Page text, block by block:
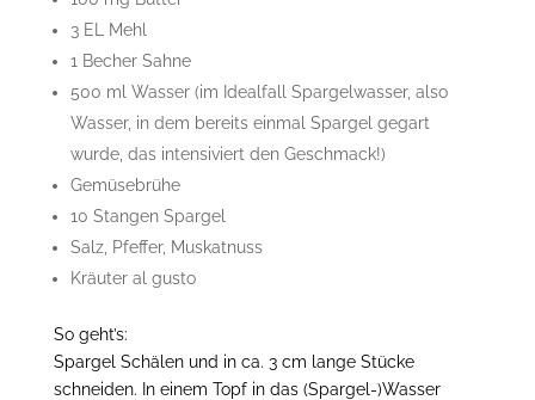
3 EL Mehl
1 Becher Sahne
500 ml Wasser (im Idealfall Spargelwasser, also
Wasser, in dem bereits einmal Spargel gegart
wurde, das intensiviert den Geschmack!)
Gemüsebrühe
10 Stangen Spargel
Salz, Pfeffer, Muskatnuss
Kräuter al gusto
So geht’s:
Spargel Schälen und in ca. 3 cm lange Stücke
schneiden. In einem Topf in das (Spargel-)Wasser